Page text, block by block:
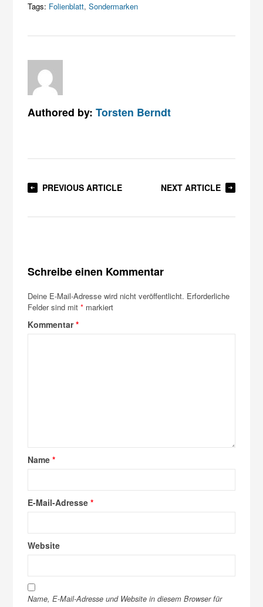
Tags: Folienblatt,Sondermarken
Authored by:Torsten Berndt
PREVIOUS ARTICLE NEXT ARTICLE
Schreibe einen Kommentar
Deine E-Mail-Adresse wird nicht veröffentlicht. Erforderliche
Felder sind mit* markiert
Kommentar*
Name*
E-Mail-Adresse*
Website
Name, E-Mail-Adresse und Website in diesem Browser für